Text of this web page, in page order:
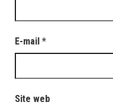
E-mail *
Site web